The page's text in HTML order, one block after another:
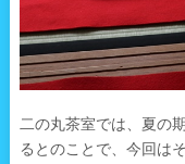
二の丸茶室では、夏の
るとのことで、今回は